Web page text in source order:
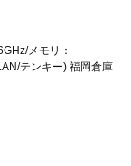
メモリ：
テンキー) 福岡倉庫